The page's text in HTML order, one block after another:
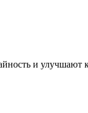
и улучшают